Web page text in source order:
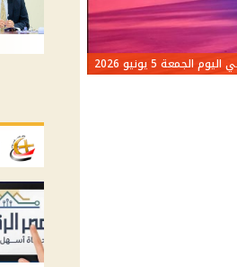
الجمعة 5 يونيو 2026